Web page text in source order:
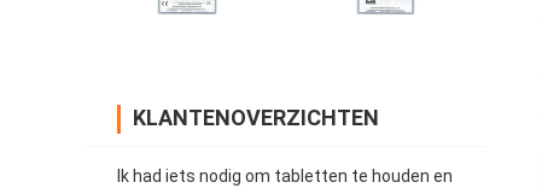
KLANTENOVERZICHTEN
Ik had iets nodig om tabletten te houden en